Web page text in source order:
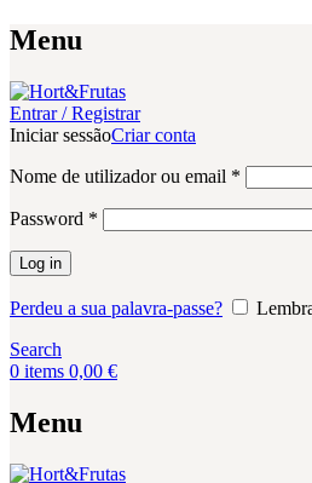
Menu
Entrar / Registrar
Iniciar sessãoCriar conta
Nome de utilizador ou email *
Password *
Log in
Perdeu a sua palavra-passe?
Search
0 items 0,00 €
Menu